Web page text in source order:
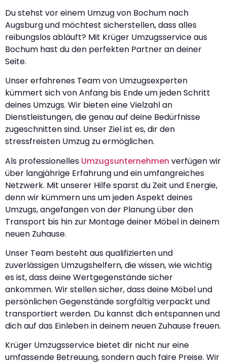
Du stehst vor einem Umzug von Bochum nach
Augsburg und möchtest sicherstellen, dass alles
reibungslos abläuft? Mit Krüger Umzugsservice aus
Bochum hast du den perfekten Partner an deiner
Seite.
Unser erfahrenes Team von Umzugsexperten
kümmert sich von Anfang bis Ende um jeden Schritt
deines Umzugs. Wir bieten eine Vielzahl an
Dienstleistungen, die genau auf deine Bedürfnisse
zugeschnitten sind. Unser Ziel ist es, dir den
stressfreisten Umzug zu ermöglichen.
Als professionelles Umzugsunternehmen verfügen wir
über langjährige Erfahrung und ein umfangreiches
Netzwerk. Mit unserer Hilfe sparst du Zeit und Energie,
denn wir kümmern uns um jeden Aspekt deines
Umzugs, angefangen von der Planung über den
Transport bis hin zur Montage deiner Möbel in deinem
neuen Zuhause.
Unser Team besteht aus qualifizierten und
zuverlässigen Umzugshelfern, die wissen, wie wichtig
es ist, dass deine Wertgegenstände sicher
ankommen. Wir stellen sicher, dass deine Möbel und
persönlichen Gegenstände sorgfältig verpackt und
transportiert werden. Du kannst dich entspannen und
dich auf das Einleben in deinem neuen Zuhause freuen.
Krüger Umzugsservice bietet dir nicht nur eine
umfassende Betreuung, sondern auch faire Preise. Wir